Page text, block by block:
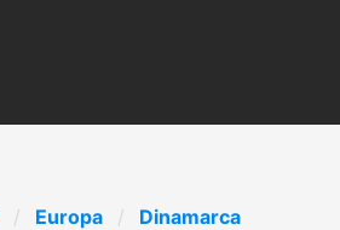
Europa Dinamarca